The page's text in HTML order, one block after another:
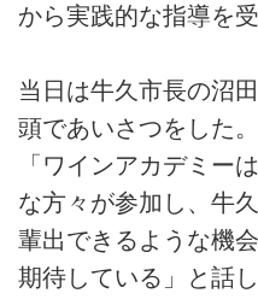
から実践的な指導を
当日は牛久市長の沼
頭であいさつをした。
「ワインアカデミー
な方々が参加し、牛
輩出できるような機
期待している」と話